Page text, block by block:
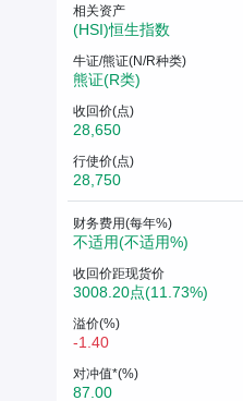
相关资产
(HSI)恒生指数
牛证/熊证(N/R种类)
熊证(R类)
收回价(点)
28,650
行使价(点)
28,750
财务费用(每年%)
不适用(不适用%)
收回价距现货价
3008.20点(11.73%)
溢价(%)
-1.40
对冲值*(%)
87.00